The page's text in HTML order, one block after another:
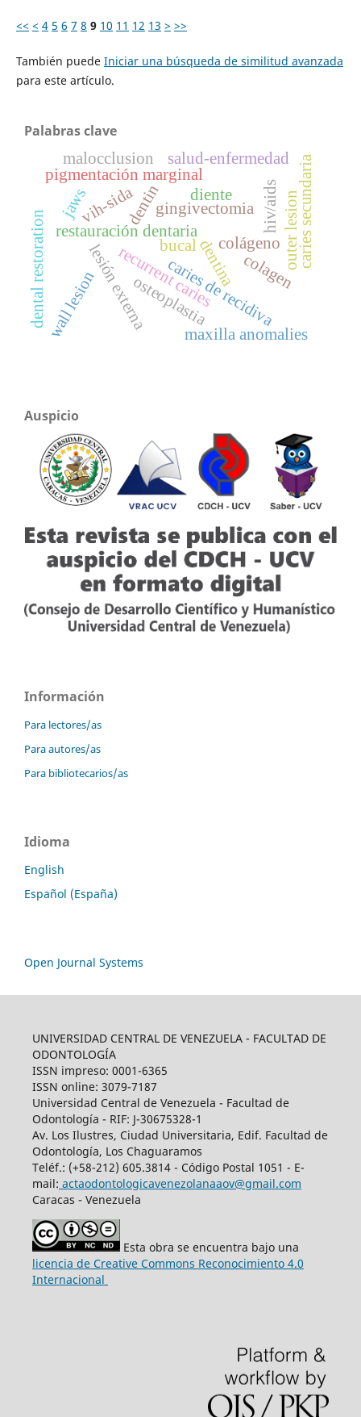
<< < 4 5 6 7 8 9 10 11 12 13 > >>
También puede Iniciar una búsqueda de similitud avanzada
para este artículo.
Palabras clave
dentinacolágeno
restauración dentaria
dentin
colagen
dental restoration caries secundaria
caries de recidiva
lesión externa
pigmentación marginal
recurrent caries
wall lesion
outer lesion
gingivectomia
osteoplastia
salud-enfermedad
bucal
vih-sida hiv/aids
maxilla anomalies
malocclusion
jaws diente
Auspicio
Información
Para lectores/as
Para autores/as
Para bibliotecarios/as
Idioma
English
Español (España)
Open Journal Systems
UNIVERSIDAD CENTRAL DE VENEZUELA - FACULTAD DE
ODONTOLOGÍA
ISSN impreso: 0001-6365
ISSN online: 3079-7187
Universidad Central de Venezuela - Facultad de
Odontología - RIF: J-30675328-1
Av. Los Ilustres, Ciudad Universitaria, Edif. Facultad de
Odontología, Los Chaguaramos
Teléf.: (+58-212) 605.3814 - Código Postal 1051 - E-
mail: actaodontologicavenezolanaaov@gmail.com
Caracas - Venezuela
Esta obra se encuentra bajo una
licencia de Creative Commons Reconocimiento 4.0
Internacional